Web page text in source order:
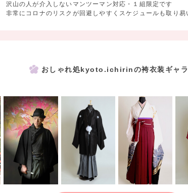
沢山の人が介入しないマンツーマン対応・１組限定です
非常にコロナのリスクが回避しやすくスケジュールも取り
おしゃれ処kyoto.ichirinの袴衣装ギャ